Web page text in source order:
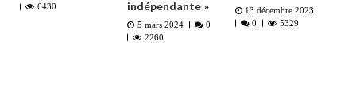
6430
indépendante »
5 mars 2024
0
2260
13 décembre 2023
0
5329